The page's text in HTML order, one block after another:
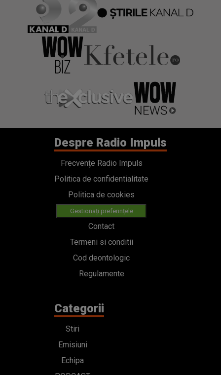
Despre Radio Impuls
Frecvențe Radio Impuls
Politica de confidentialitate
Politica de cookies
Gestionați preferințele
Contact
Termeni si conditii
Cod deontologic
Regulamente
Categorii
Stiri
Emisiuni
Echipa